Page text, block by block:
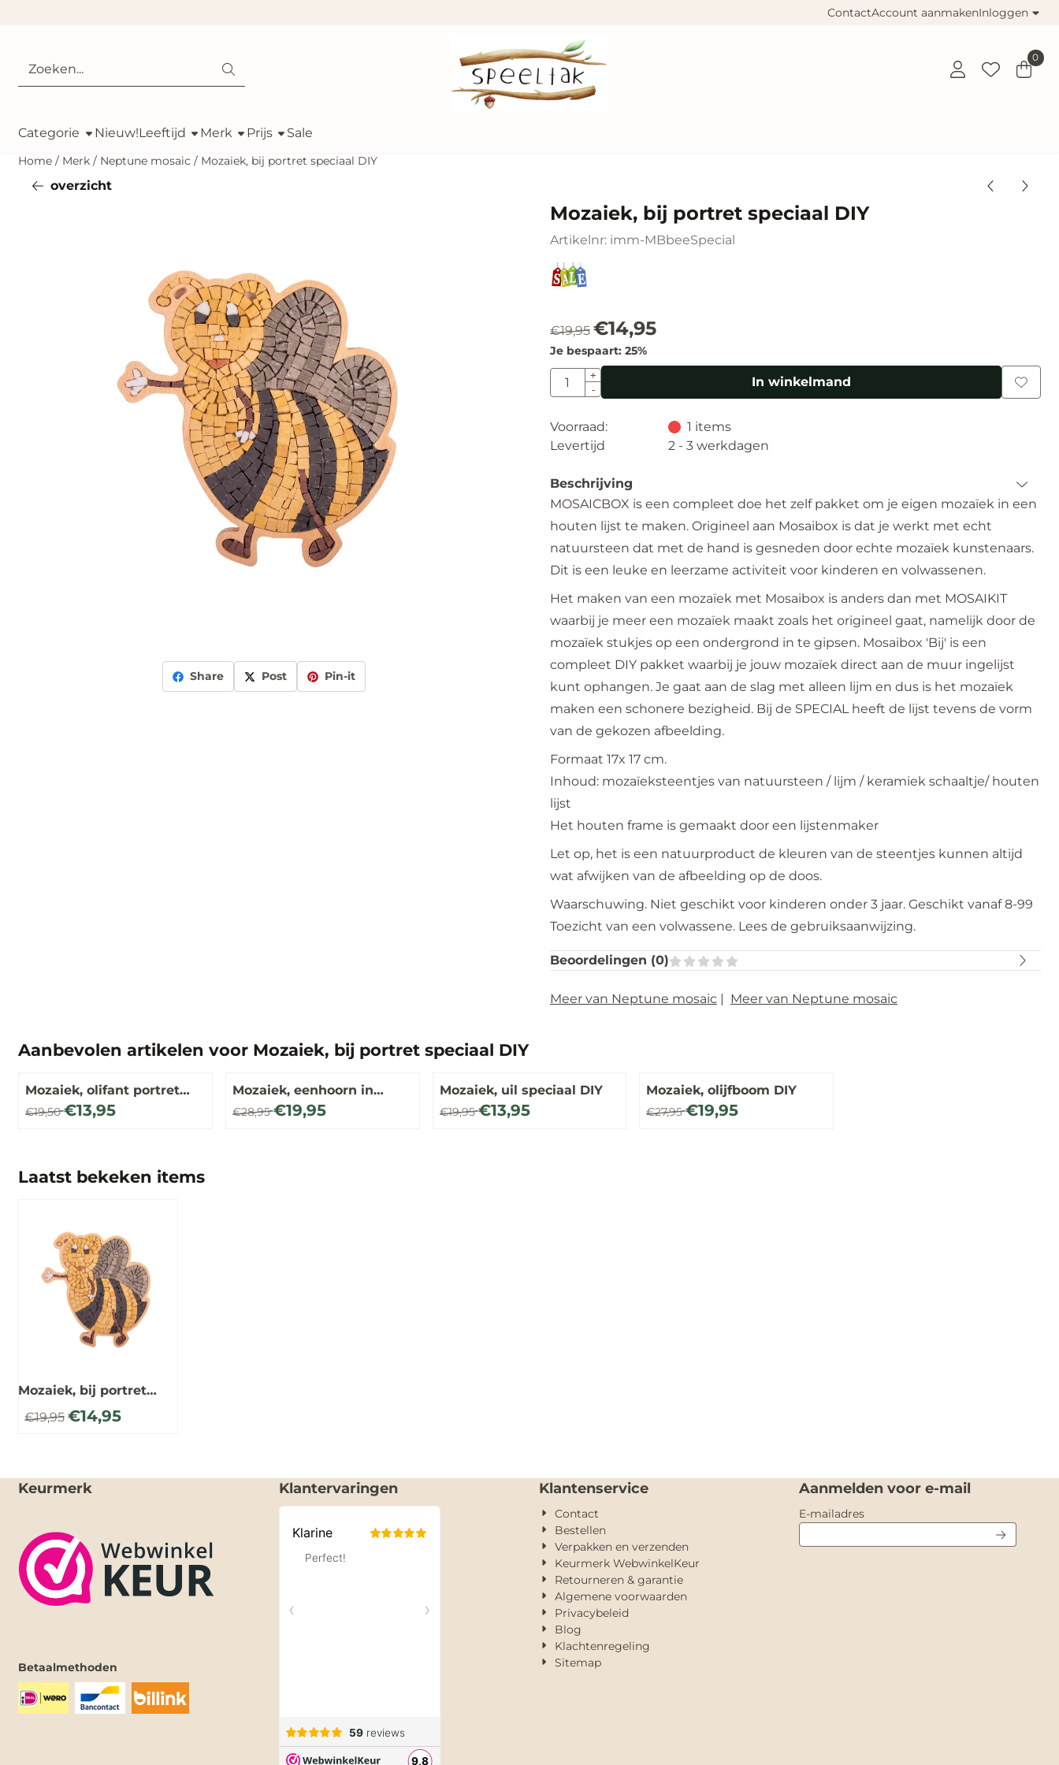
ContactAccount aanmakenInloggen
Zoeken 0
Categorie Nieuw!Leeftijd Merk Prijs Sale
Home / Merk / Neptune mosaic / Mozaiek, bij portret speciaal DIY
overzicht
Share Post Pin-it
Mozaiek, bij portret speciaal DIY
Artikelnr: imm-MBbeeSpecial
€19,95 €14,95
Je bespaart: 25%
Aantal
+
-
In winkelmand
Voorraad: 1 items
Levertijd
2 - 3 werkdagen
Beschrijving
MOSAICBOX is een compleet doe het zelf pakket om je eigen mozaïek in een
houten lijst te maken. Origineel aan Mosaibox is dat je werkt met echt
natuursteen dat met de hand is gesneden door echte mozaïek kunstenaars.
Dit is een leuke en leerzame activiteit voor kinderen en volwassenen.
Het maken van een mozaïek met Mosaibox is anders dan met MOSAIKIT
waarbij je meer een mozaïek maakt zoals het origineel gaat, namelijk door de
mozaïek stukjes op een ondergrond in te gipsen. Mosaibox 'Bij' is een
compleet DIY pakket waarbij je jouw mozaïek direct aan de muur ingelijst
kunt ophangen. Je gaat aan de slag met alleen lijm en dus is het mozaïek
maken een schonere bezigheid. Bij de SPECIAL heeft de lijst tevens de vorm
van de gekozen afbeelding.
Formaat 17x 17 cm.
Inhoud: mozaïeksteentjes van natuursteen / lijm / keramiek schaaltje/ houten
lijst
Het houten frame is gemaakt door een lijstenmaker
Let op, het is een natuurproduct de kleuren van de steentjes kunnen altijd
wat afwijken van de afbeelding op de doos.
Waarschuwing. Niet geschikt voor kinderen onder 3 jaar. Geschikt vanaf 8-99
Toezicht van een volwassene. Lees de gebruiksaanwijzing.
Beoordelingen (0)
Meer van Neptune mosaic| Meer van Neptune mosaic
Aanbevolen artikelen voor Mozaiek, bij portret speciaal DIY
Mozaiek, olifant portret
speciaal DIY
Van 19,50 voor 13,95
€19,50€13,95
Mozaiek, eenhoorn in
lijstje DIY
Van 28,95 voor 19,95
€28,95€19,95
Mozaiek, uil speciaal DIY
Van 19,95 voor 13,95
€19,95€13,95
Mozaiek, olijfboom DIY
Van 27,95 voor 19,95
€27,95€19,95
Laatst bekeken items
Mozaiek, bij portret
€19,95 €14,95
Keurmerk
Betaalmethoden
Klantervaringen Klantenservice
Contact
Bestellen
Verpakken en verzenden
Keurmerk WebwinkelKeur
Retourneren & garantie
Algemene voorwaarden
Privacybeleid
Blog
Klachtenregeling
Sitemap
Aanmelden voor e-mail
E-mailadresVul je e-mailadres in voor de